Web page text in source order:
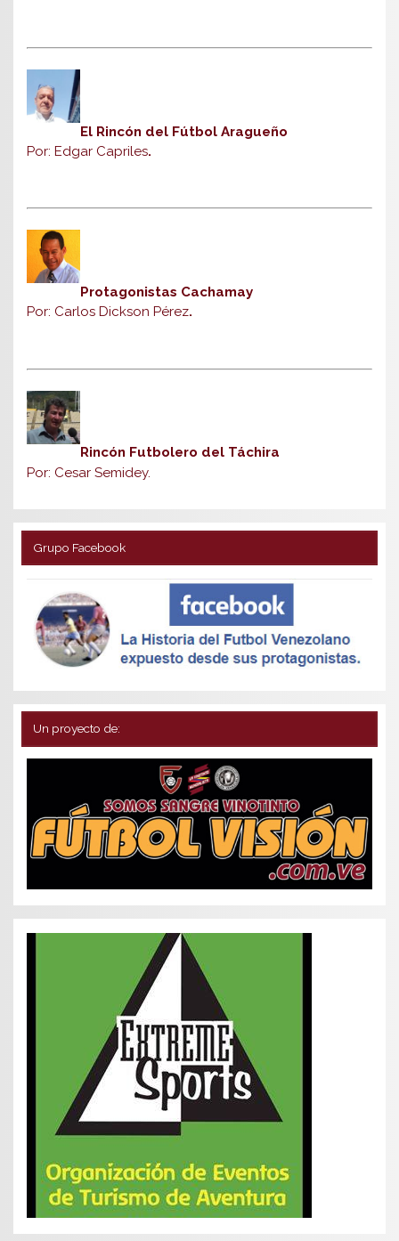
El Rincón del Fútbol Aragueño
Por: Edgar Capriles.
Protagonistas Cachamay
Por: Carlos Dickson Pérez.
Rincón Futbolero del Táchira
Por: Cesar Semidey.
Grupo Facebook
Un proyecto de: